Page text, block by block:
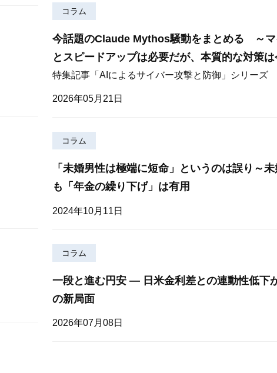
コラム
今話題のClaude Mythos騒動をまとめる ～マ
とスピードアップは必要だが、本質的な対策
特集記事「AIによるサイバー攻撃と防御」シリーズ
2026年05月21日
コラム
「未婚男性は極端に短命」というのは誤り～
も「年金の繰り下げ」は有用
2024年10月11日
コラム
一段と進む円安 — 日米金利差との連動性低下
の新局面
2026年07月08日